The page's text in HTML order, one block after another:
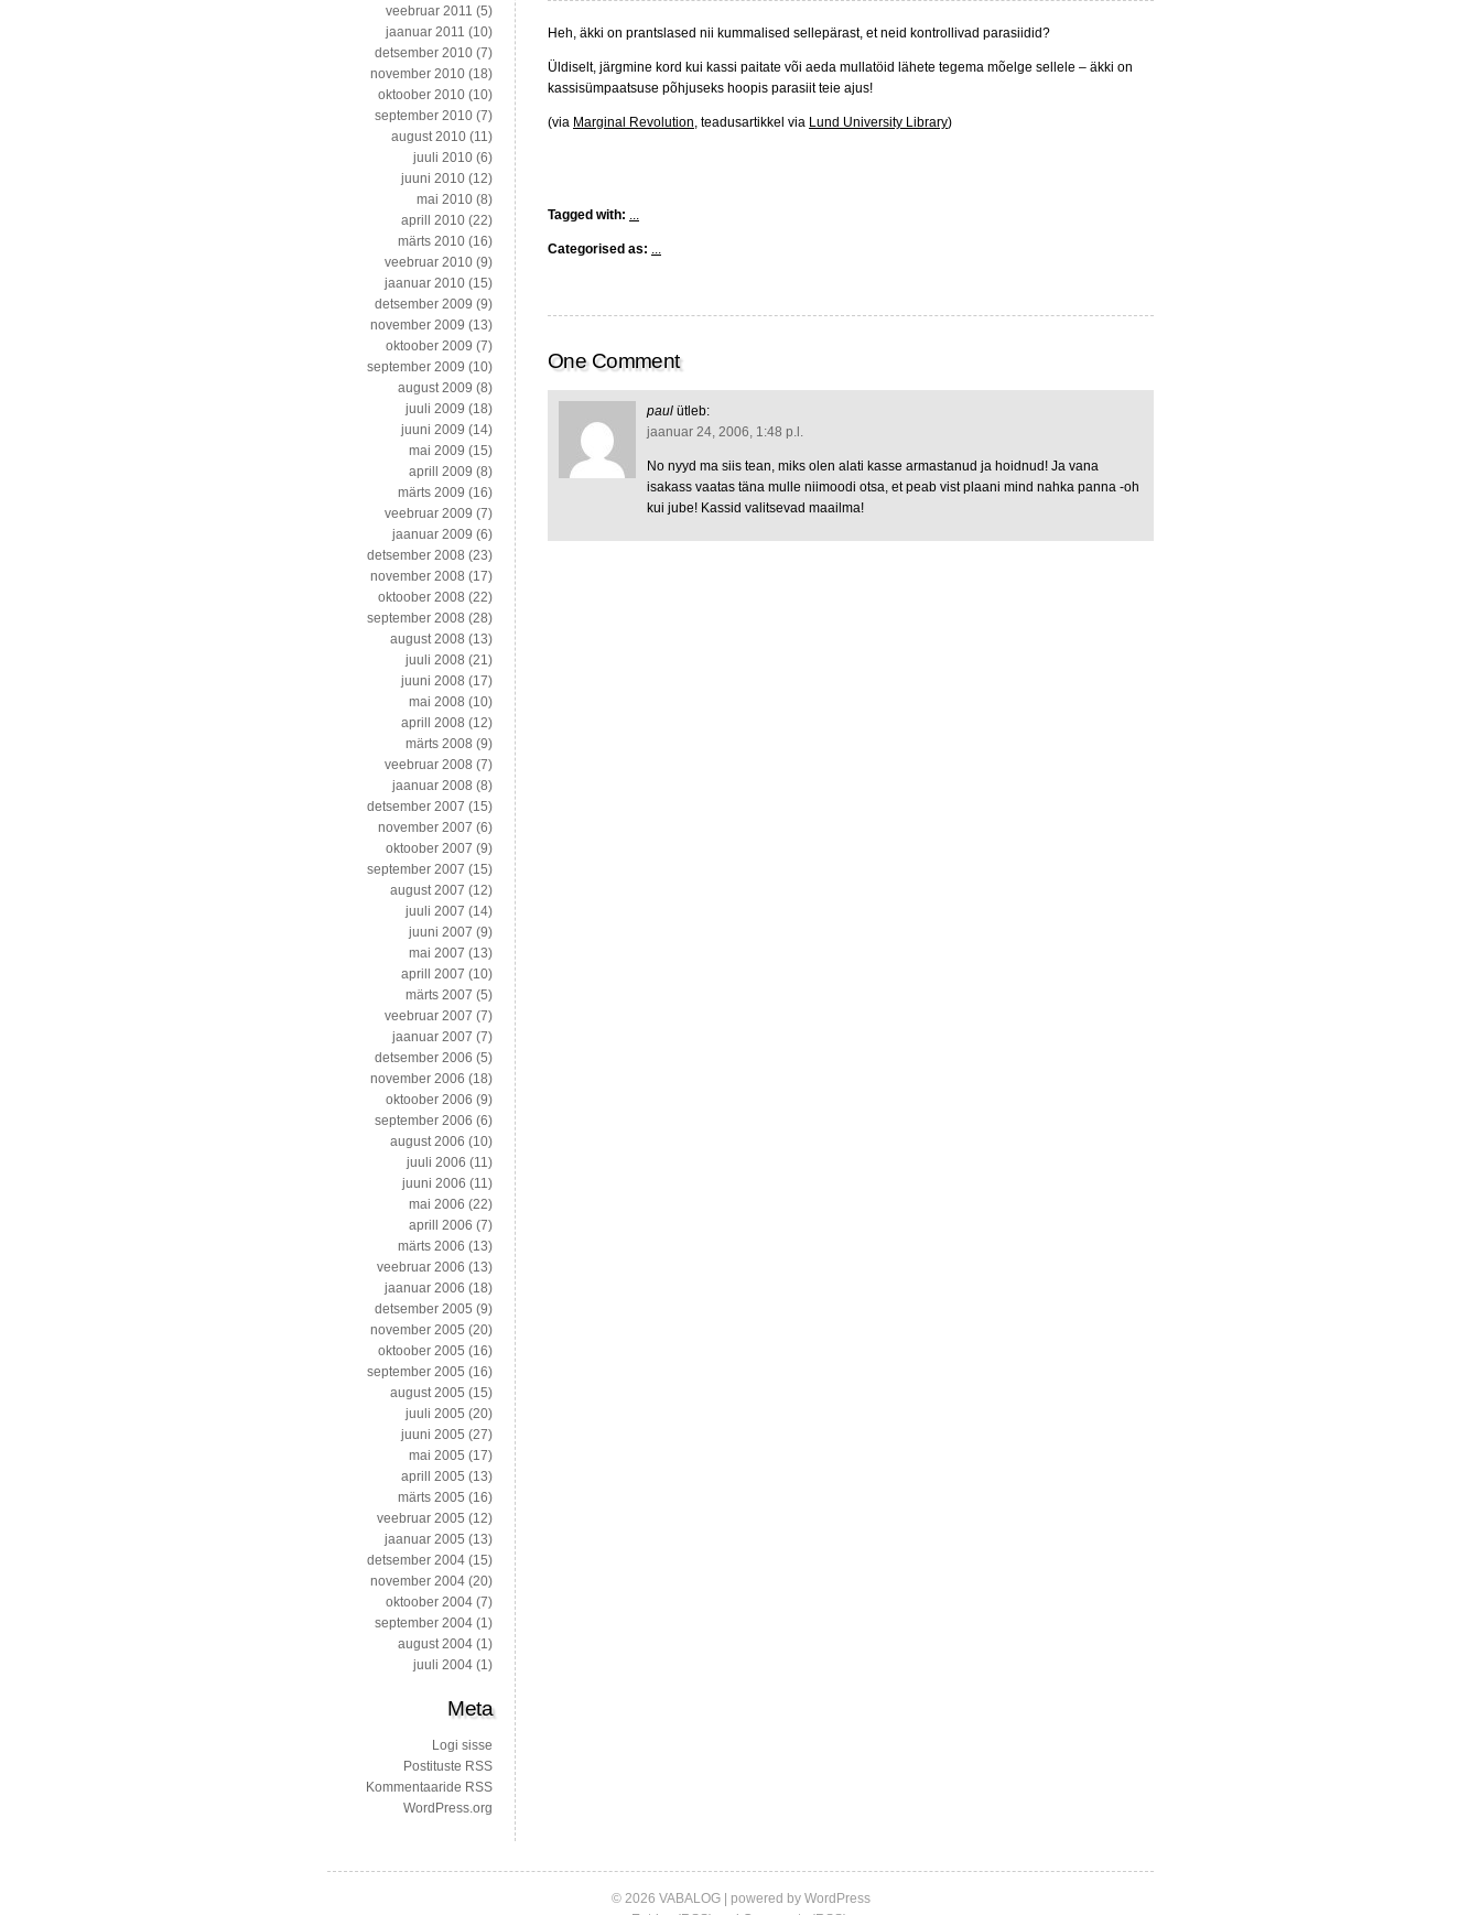
Heh, äkki on prantslased nii kummalised sellepärast, et neid kontrollivad parasiidid?
Üldiselt, järgmine kord kui kassi paitate või aeda mullatöid lähete tegema mõelge sellele – äkki on
kassisümpaatsuse põhjuseks hoopis parasiit teie ajus!
(via Marginal Revolution, teadusartikkel via Lund University Library)
Tagged with: ...
Categorised as: ...
One Comment
paul ütleb:
jaanuar 24, 2006, 1:48 p.l.
No nyyd ma siis tean, miks olen alati kasse armastanud ja hoidnud! Ja vana
isakass vaatas täna mulle niimoodi otsa, et peab vist plaani mind nahka panna -oh
kui jube! Kassid valitsevad maailma!
veebruar 2011 (5)
jaanuar 2011 (10)
detsember 2010 (7)
november 2010 (18)
oktoober 2010 (10)
september 2010 (7)
august 2010 (11)
juuli 2010 (6)
juuni 2010 (12)
mai 2010 (8)
aprill 2010 (22)
märts 2010 (16)
veebruar 2010 (9)
jaanuar 2010 (15)
detsember 2009 (9)
november 2009 (13)
oktoober 2009 (7)
september 2009 (10)
august 2009 (8)
juuli 2009 (18)
juuni 2009 (14)
mai 2009 (15)
aprill 2009 (8)
märts 2009 (16)
veebruar 2009 (7)
jaanuar 2009 (6)
detsember 2008 (23)
november 2008 (17)
oktoober 2008 (22)
september 2008 (28)
august 2008 (13)
juuli 2008 (21)
juuni 2008 (17)
mai 2008 (10)
aprill 2008 (12)
märts 2008 (9)
veebruar 2008 (7)
jaanuar 2008 (8)
detsember 2007 (15)
november 2007 (6)
oktoober 2007 (9)
september 2007 (15)
august 2007 (12)
juuli 2007 (14)
juuni 2007 (9)
mai 2007 (13)
aprill 2007 (10)
märts 2007 (5)
veebruar 2007 (7)
jaanuar 2007 (7)
detsember 2006 (5)
november 2006 (18)
oktoober 2006 (9)
september 2006 (6)
august 2006 (10)
juuli 2006 (11)
juuni 2006 (11)
mai 2006 (22)
aprill 2006 (7)
märts 2006 (13)
veebruar 2006 (13)
jaanuar 2006 (18)
detsember 2005 (9)
november 2005 (20)
oktoober 2005 (16)
september 2005 (16)
august 2005 (15)
juuli 2005 (20)
juuni 2005 (27)
mai 2005 (17)
aprill 2005 (13)
märts 2005 (16)
veebruar 2005 (12)
jaanuar 2005 (13)
detsember 2004 (15)
november 2004 (20)
oktoober 2004 (7)
september 2004 (1)
august 2004 (1)
juuli 2004 (1)
Meta
Logi sisse
Postituste RSS
Kommentaaride RSS
WordPress.org
© 2026 VABALOG | powered by WordPress